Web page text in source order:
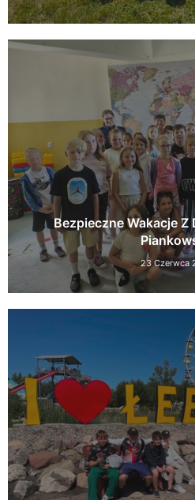
Bezpieczne Wakacje
23 Czerwca